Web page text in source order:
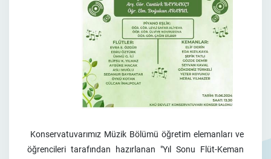
Konservatuvarımız Müzik Bölümü öğretim elemanları ve
öğrencileri tarafından hazırlanan "Yıl Sonu Flüt-Keman